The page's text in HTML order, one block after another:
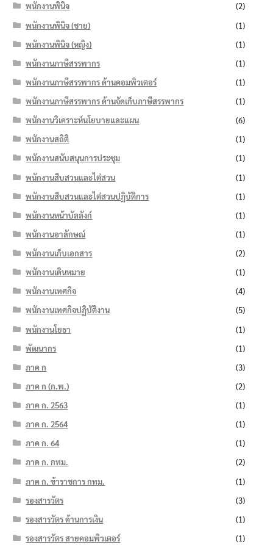
พนักงานพินิจ
(2)
พนักงานพินิจ (ชาย)
(1)
พนักงานพินิจ (หญิง)
(1)
พนักงานภาษีสรรพากร
(1)
พนักงานภาษีสรรพากร ด้านคอมพิวเตอร์
(1)
พนักงานภาษีสรรพากร ด้านจัดเก็บภาษีสรรพากร
(1)
พนักงานวิเคราะห์นโยบายและแผน
(6)
พนักงานสถิติ
(1)
พนักงานสนับสนุนการประชุม
(1)
พนักงานสืบสวนและไต่สวน
(1)
พนักงานสืบสวนและไต่สวนปฏิบัติการ
(1)
พนักงานหน้าบัลลังก์
(1)
พนักงานอาลักษณ์
(1)
พนักงานเก็บเอกสาร
(2)
พนักงานเดินหมาย
(1)
พนักงานเทศกิจ
(4)
พนักงานเทศกิจปฏิบัติงาน
(5)
พนักงานโยธา
(1)
พัฒนากร
(1)
ภาค ก
(3)
ภาค ก (ก.พ.)
(2)
ภาค ก. 2563
(1)
ภาค ก. 2564
(1)
ภาค ก. 64
(1)
ภาค ก. กทม.
(2)
ภาค ก. ข้าราชการ กทม.
(1)
รองสารวัตร
(3)
รองสารวัตร ด้านการเงิน
(1)
รองสารวัตร สายคอมพิวเตอร์
(1)